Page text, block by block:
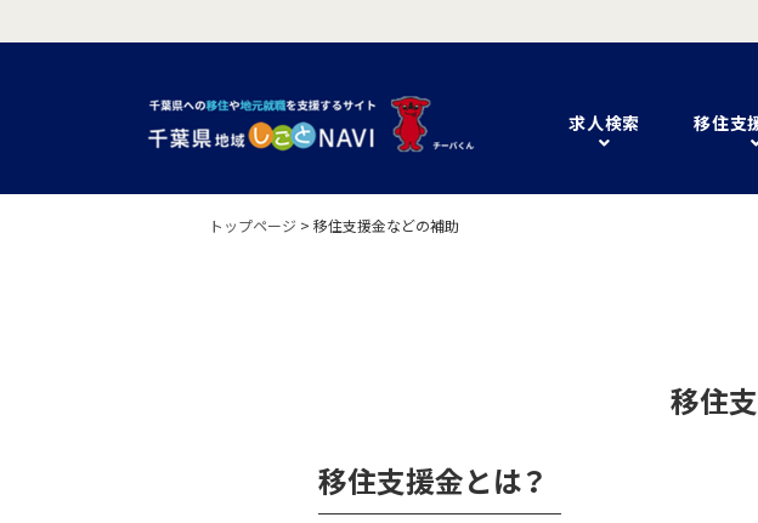
求人検索 移住支
トップページ > 移住支援金などの補助
移住
移住支援金とは？